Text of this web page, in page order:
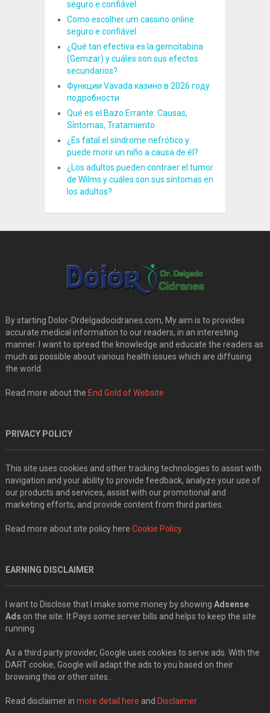
seguro e confiável
Como escolher um cassino online
seguro e confiável
¿Qué tan efectiva es la gemcitabina
(Gemzar) y cuáles son sus efectos
secundarios?
Функции Vavada казино в 2026 году
подробности
Qué es el Bazo Errante: Causas,
Síntomas, Tratamiento
¿Es fatal el síndrome nefrótico y
puede morir un niño a causa de él?
¿Los adultos pueden contraer el tumor
de Wilms y cuáles son sus síntomas en
los adultos?
By starting Dolor-Drdelgadocidranes.com, My aim is to provides
accurate medical information to our readers, in an interesting
manner. I want to spread the knowledge and educate the readers as
much as possible about various health issues which are diffusing
the world.
Read more about the End Gold of Website
PRIVACY POLICY
This site uses cookies and other tracking technologies to assist with
navigation and your ability to provide feedback, analyze your use of
our products and services, assist with our promotional and
marketing efforts, and provide content from third parties.
Read more about site policy here Cookie Policy
EARNING DISCLAIMER
I want to Disclose that I make some money by showing Adsense
Ads on the site. It Pays some server bills and helps to keep the site
running.
As a third party provider, Google uses cookies to serve ads. With the
DART cookie, Google will adapt the ads to you based on their
browsing this or other sites..
Read disclaimer in more detail here and Disclaimer